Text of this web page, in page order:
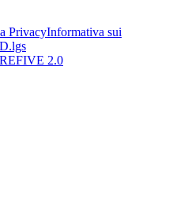
PrivacyInformativa sui
2.0